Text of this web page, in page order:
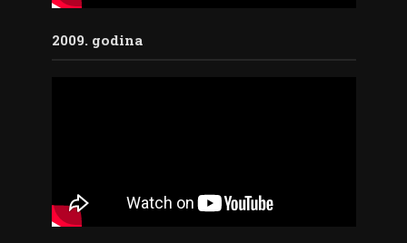
2009. godina